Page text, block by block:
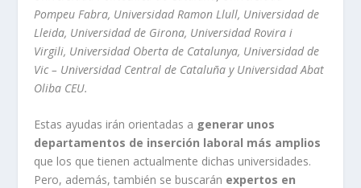
Pompeu Fabra, Universidad Ramon Llull, Universidad de
Lleida, Universidad de Girona, Universidad Rovira i
Virgili, Universidad Oberta de Catalunya, Universidad de
Vic – Universidad Central de Cataluña y Universidad Abat
Oliba CEU.
Estas ayudas irán orientadas a generar unos
departamentos de inserción laboral más amplios
que los que tienen actualmente dichas universidades.
Pero, además, también se buscarán expertos en